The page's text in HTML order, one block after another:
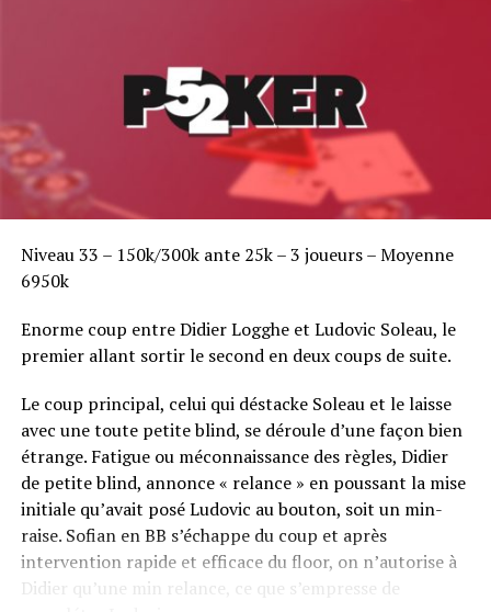
Niveau 33 – 150k/300k ante 25k – 3 joueurs – Moyenne
6950k
Enorme coup entre Didier Logghe et Ludovic Soleau, le
premier allant sortir le second en deux coups de suite.
Le coup principal, celui qui déstacke Soleau et le laisse
avec une toute petite blind, se déroule d’une façon bien
étrange. Fatigue ou méconnaissance des règles, Didier
de petite blind, annonce « relance » en poussant la mise
initiale qu’avait posé Ludovic au bouton, soit un min-
raise. Sofian en BB s’échappe du coup et après
intervention rapide et efficace du floor, on n’autorise à
Didier qu’une min relance, ce que s’empresse de